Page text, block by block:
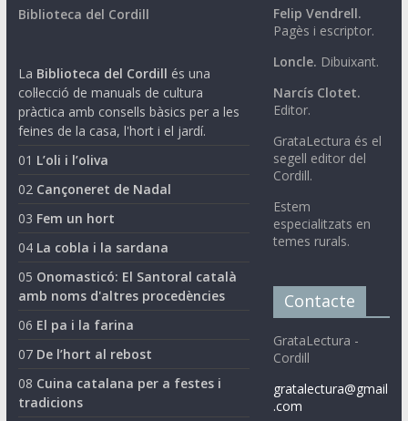
Biblioteca del Cordill
La Biblioteca del Cordill és una
col·lecció de manuals de cultura
pràctica amb consells bàsics per a les
feines de la casa, l'hort i el jardí.
01 L’oli i l’oliva
02 Cançoneret de Nadal
03 Fem un hort
04 La cobla i la sardana
05 Onomasticó: El Santoral català
amb noms d'altres procedències
06 El pa i la farina
07 De l’hort al rebost
08 Cuina catalana per a festes i
tradicions
Felip Vendrell.
Pagès i escriptor.
Loncle. Dibuixant.
Narcís Clotet.
Editor.
GrataLectura és el
segell editor del
Cordill.
Estem
especialitzats en
temes rurals.
Contacte
GrataLectura -
Cordill
gratalectura@gmail
.com